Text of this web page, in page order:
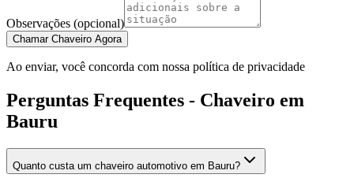
Observações (opcional)
Chamar Chaveiro Agora
Ao enviar, você concorda com nossa política de privacidade
Perguntas Frequentes - Chaveiro em
Bauru
Quanto custa um chaveiro automotivo em Bauru?